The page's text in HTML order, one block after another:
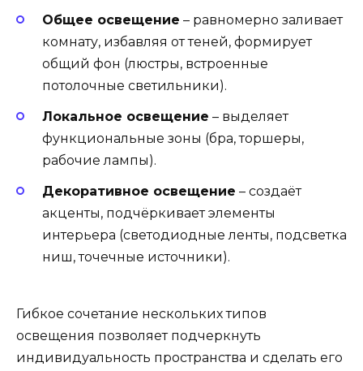
Общее освещение – равномерно заливает
комнату, избавляя от теней, формирует
общий фон (люстры, встроенные
потолочные светильники).
Локальное освещение – выделяет
функциональные зоны (бра, торшеры,
рабочие лампы).
Декоративное освещение – создаёт
акценты, подчёркивает элементы
интерьера (светодиодные ленты, подсветка
ниш, точечные источники).
Гибкое сочетание нескольких типов
освещения позволяет подчеркнуть
индивидуальность пространства и сделать его